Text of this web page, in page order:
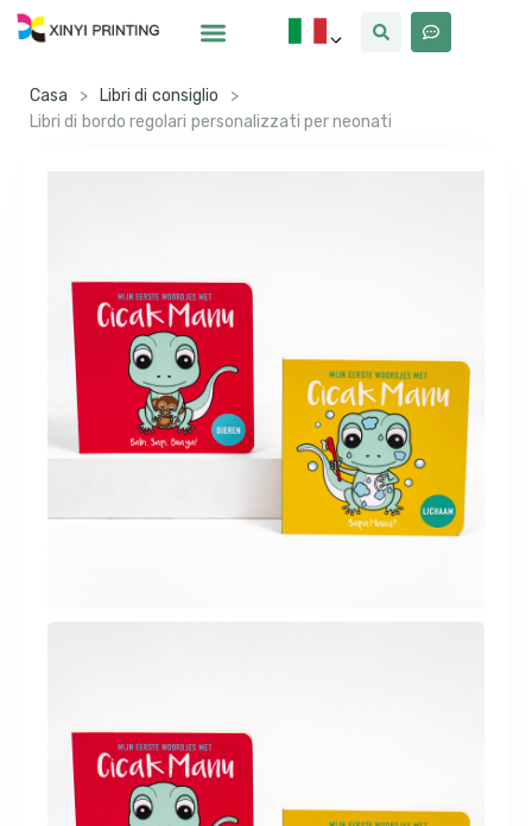
Casa > Libri di consiglio
>
Libri di bordo regolari personalizzati per neonati